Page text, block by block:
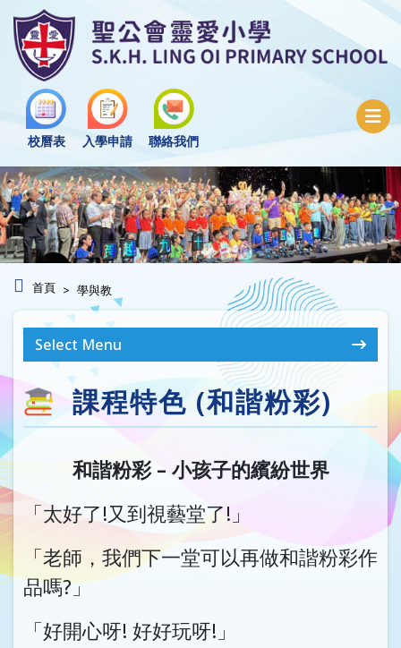
校曆表 入學申請 聯絡我們
首頁 學與教
Select Menu
課程特色 (和諧粉彩)
和諧粉彩 – 小孩子的繽紛世界
「太好了!又到視藝堂了!」
「老師，我們下一堂可以再做和諧粉彩作
品嗎?」
「好開心呀! 好好玩呀!」